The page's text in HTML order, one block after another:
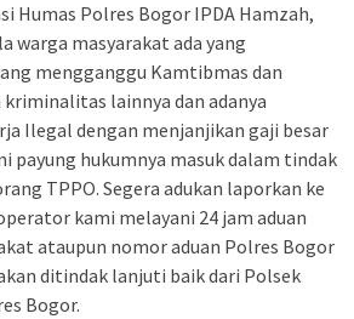
Humas Polres Bogor IPDA Hamzah,
warga masyarakat ada yang
mengganggu Kamtibmas dan
lainnya dan adanya
Ilegal dengan menjanjikan gaji besar
payung hukumnya masuk dalam tindak
TPPO. Segera adukan laporkan ke
kami melayani 24 jam aduan
ataupun nomor aduan Polres Bogor
ditindak lanjuti baik dari Polsek
Bogor.